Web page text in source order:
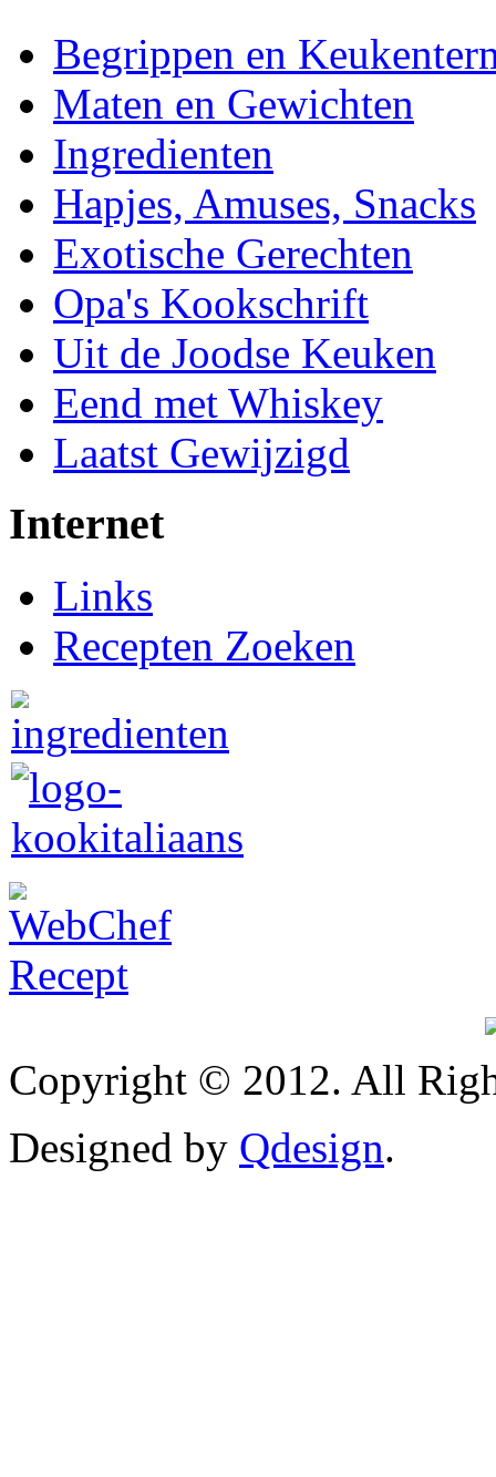
Begrippen en
Maten en Gewichten
Ingredienten
Hapjes, Amuses, Snacks
Exotische Gerechten
Opa's Kookschrift
Uit de Joodse Keuken
Eend met Whiskey
Laatst Gewijzigd
Internet
Links
Recepten Zoeken
Copyright © 2012. All
Designed by Qdesign.